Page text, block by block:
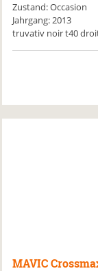
Zustand: Occasion
Jahrgang: 2013
truvativ noir t40
MAVIC